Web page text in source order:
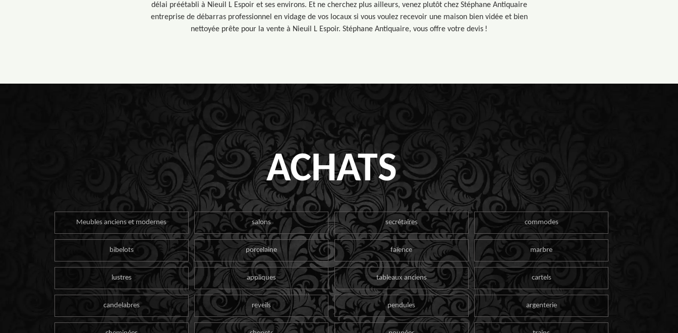
délai préétabli à Nieuil L Espoir et ses environs. Et ne cherchez plus ailleurs, venez plutôt chez Stéphane Antiquaire
entreprise de débarras professionnel en vidage de vos locaux si vous voulez recevoir une maison bien vidée et bien
nettoyée prête pour la vente à Nieuil L Espoir. Stéphane Antiquaire, vous offre votre devis !
ACHATS
Meubles anciens et modernes salons secrétaires commodes
bibelots porcelaine faïence marbre
lustres appliques tableaux anciens cartels
candelabres reveils pendules argenterie